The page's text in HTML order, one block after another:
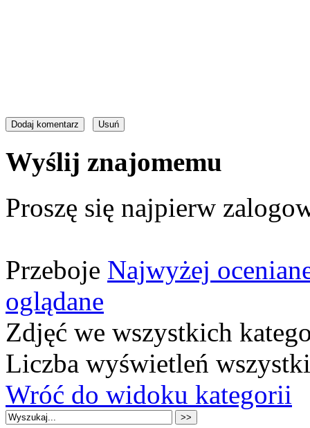
Wyślij znajomemu
Proszę się najpierw
Przeboje Najwyżej
oglądane
Zdjęć we wszystkich
Liczba wyświetleń
Wróć do widoku kategorii